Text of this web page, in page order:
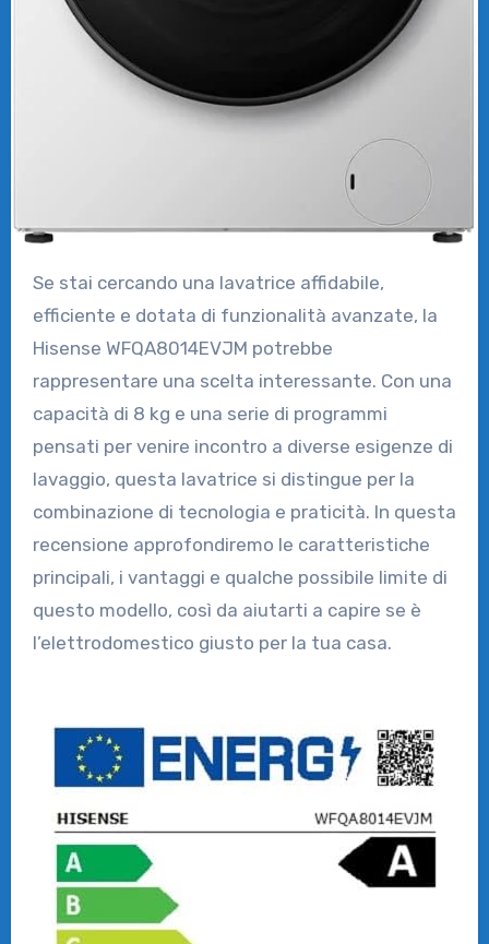
Se stai cercando una lavatrice affidabile,
efficiente e dotata di funzionalità avanzate, la
Hisense WFQA8014EVJM potrebbe
rappresentare una scelta interessante. Con una
capacità di 8 kg e una serie di programmi
pensati per venire incontro a diverse esigenze di
lavaggio, questa lavatrice si distingue per la
combinazione di tecnologia e praticità. In questa
recensione approfondiremo le caratteristiche
principali, i vantaggi e qualche possibile limite di
questo modello, così da aiutarti a capire se è
l’elettrodomestico giusto per la tua casa.